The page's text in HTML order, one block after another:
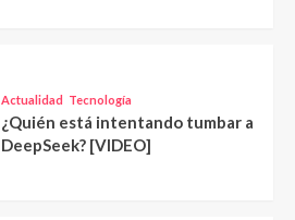
Actualidad Tecnología
¿Quién está intentando tumbar a
DeepSeek? [VIDEO]